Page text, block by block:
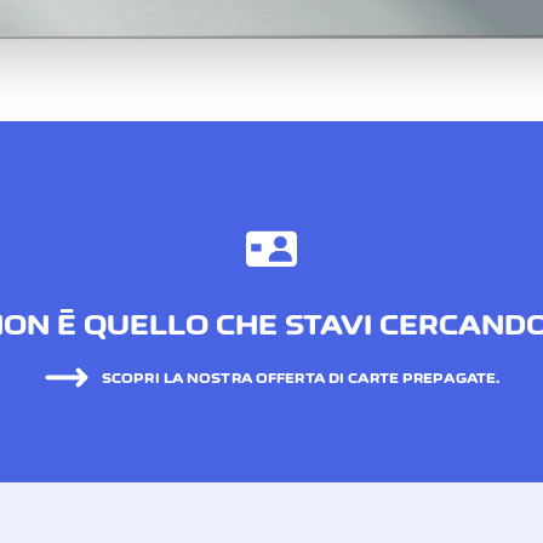
È QUELLO CHE STAVI
SCOPRI LA NOSTRA OFFERTA DI CARTE PREPAGATE.